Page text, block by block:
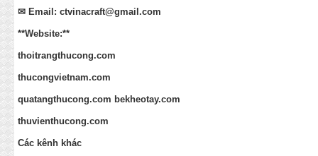
✉ Email: ctvinacraft@gmail.com
**Website:**
thoitrangthucong.com
thucongvietnam.com
quatangthucong.com bekheotay.com
thuvienthucong.com
Các kênh khác